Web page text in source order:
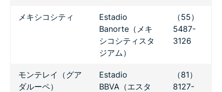
メキシコシティ
Estadio
Banorte（メキ
シコシティスタ
ジアム）
（55）
5487-
3126
モンテレイ（グア
ダルーペ）
Estadio
BBVA（エスタ
（81）
8127-